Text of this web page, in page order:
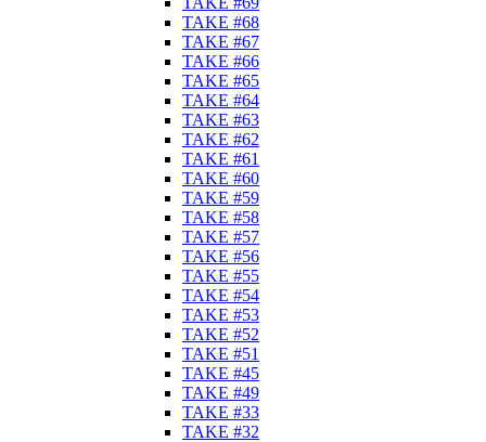
TAKE #68
TAKE #67
TAKE #66
TAKE #65
TAKE #64
TAKE #63
TAKE #62
TAKE #61
TAKE #60
TAKE #59
TAKE #58
TAKE #57
TAKE #56
TAKE #55
TAKE #54
TAKE #53
TAKE #52
TAKE #51
TAKE #45
TAKE #49
TAKE #33
TAKE #32